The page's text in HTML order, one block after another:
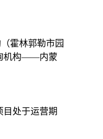
霍林郭勒市园
机构——内蒙
目处于运营期